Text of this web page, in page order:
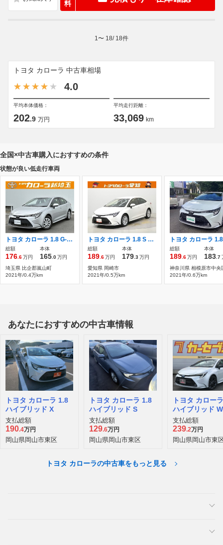
料
1 〜 18/ 18件
トヨタ カローラ 中古車相場
4.0
平均本体価格：
202.9 万円
平均走行距離：
33,069 km
全国×中古車購入におすすめの条件
状態が良い低走行車両
トヨタ カローラ 1.8 G-X ディスプレイオーディオ ワンオーナー
総額
176 .6万円
本体
165 .0万円
埼玉県 比企郡嵐山町
2021年/0.4万km
トヨタ カローラ 1.8 S ディスプレイオーディオ バックカメラ LED
総額
189 .6万円
本体
179 .3万円
愛知県 岡崎市
2021年/0.5万km
総額
189 .6万円
本体
183 .7
神奈川県 相模原市中央
2021年/0.6万km
あなたにおすすめの中古車情報
トヨタ カローラ 1.8
ハイブリッド X
支払総額
190.4万円
岡山県岡山市東区
トヨタ カローラ 1.8
ハイブリッド S
支払総額
129.6万円
岡山県岡山市東区
トヨタ カロー
ハイブリッド
支払総額
239.2万円
岡山県岡山市東
トヨタ カローラの中古車をもっと見る